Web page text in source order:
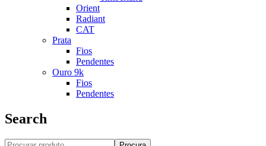
Orient
Radiant
CAT
Prata
Fios
Pendentes
Ouro 9k
Fios
Pendentes
Search